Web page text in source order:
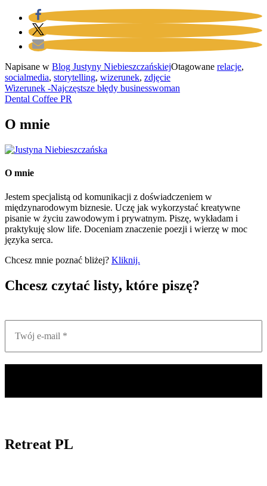
Napisane w Blog Justyny NiebieszczańskiejOtagowane relacje,
socialmedia, storytelling, wizerunek, zdjęcie
Nawigacja
wpisu
Wizerunek -Najczęstsze błędy businesswoman
Dental Coffee PR
O mnie
O mnie
Jestem specjalistą od komunikacji z doświadczeniem w
międzynarodowym biznesie. Uczę jak wykorzystać kreatywne
pisanie w życiu zawodowym i prywatnym. Piszę, wykładam i
praktykuję slow life. Doceniam znaczenie poezji i wierzę w moc
języka serca.
Chcesz mnie poznać bliżej? Kliknij.
Chcesz czytać listy, które piszę?
Retreat PL